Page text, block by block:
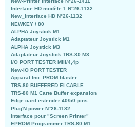
Interface HD modèle 1 N°26-1132
New_Interface HD N°26-1132
NEWKEY / 80
ALPHA Joystick M1
Adaptateur Joystick M1
ALPHA Joystick M3
Adaptateur Joystick TRS-80 M3
I/O PORT TESTER MIII/4,4p
New-IO PORT TESTER
Apparat Inc. PROM blaster
TRS-80 BUFFERED EI CABLE
TRS-80 M1 Carte Buffer expansion
Edge card estender 40/50 pins
Plug'N power N°26-1182
Interface pour "Screen Printer"
EPROM Programmer TRS-80 M1